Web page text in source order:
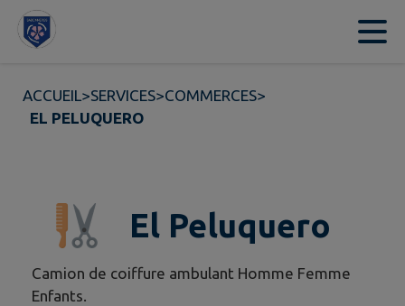
Contenu
ACCUEIL>SERVICES>COMMERCES>
EL PELUQUERO
El Peluquero
Camion de coiffure ambulant Homme Femme
Enfants.